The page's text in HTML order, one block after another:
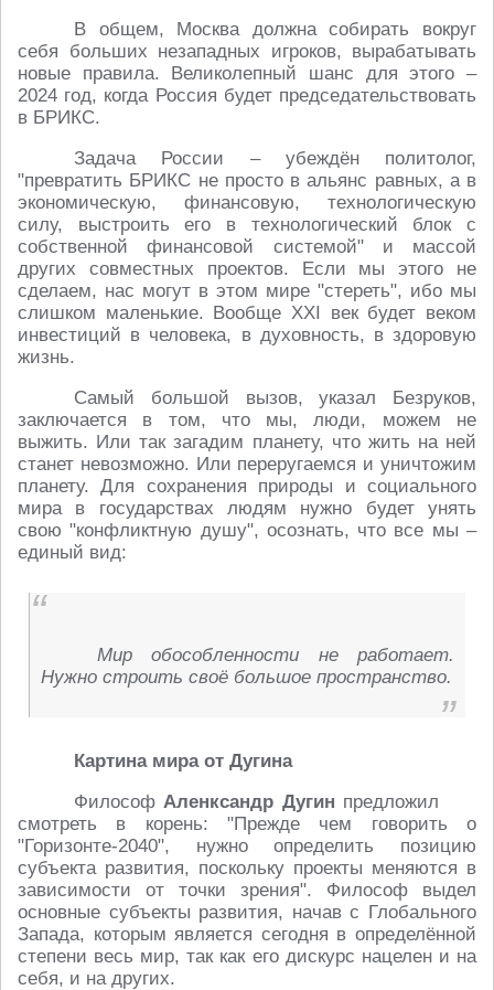
В общем, Москва должна собирать вокруг
себя больших незападных игроков, вырабатывать
новые правила. Великолепный шанс для этого –
2024 год, когда Россия будет председательствовать
в БРИКС.
Задача России – убеждён политолог,
"превратить БРИКС не просто в альянс равных, а в
экономическую, финансовую, технологическую
силу, выстроить его в технологический блок с
собственной финансовой системой" и массой
других совместных проектов. Если мы этого не
сделаем, нас могут в этом мире "стереть", ибо мы
слишком маленькие. Вообще ХХI век будет веком
инвестиций в человека, в духовность, в здоровую
жизнь.
Самый большой вызов, указал Безруков,
заключается в том, что мы, люди, можем не
выжить. Или так загадим планету, что жить на ней
станет невозможно. Или переругаемся и уничтожим
планету. Для сохранения природы и социального
мира в государствах людям нужно будет унять
свою "конфликтную душу", осознать, что все мы –
единый вид:
Мир обособленности не работает.
Нужно строить своё большое пространство.
Картина мира от Дугина
Философ Аленксандр Дугин предложил
смотреть в корень: "Прежде чем говорить о
"Горизонте-2040", нужно определить позицию
субъекта развития, поскольку проекты меняются в
зависимости от точки зрения". Философ выдел
основные субъекты развития, начав с Глобального
Запада, которым является сегодня в определённой
степени весь мир, так как его дискурс нацелен и на
себя, и на других.